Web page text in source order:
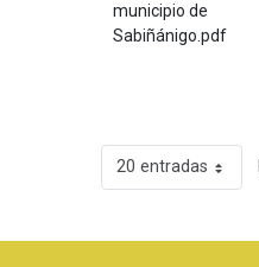
municipio de
Sabiñánigo.pdf
20 entradas